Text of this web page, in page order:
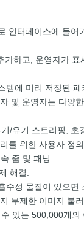
인터페이스에 들
하고, 운영자가
템에 미리 저장된
및 운영자는 다양
/유기 스트리핑, 초
를 위한 사용자 정
줌 및 패닝.
해결.
수성 물질이 있으면
무제한 이미지 불
있는 500,000개의